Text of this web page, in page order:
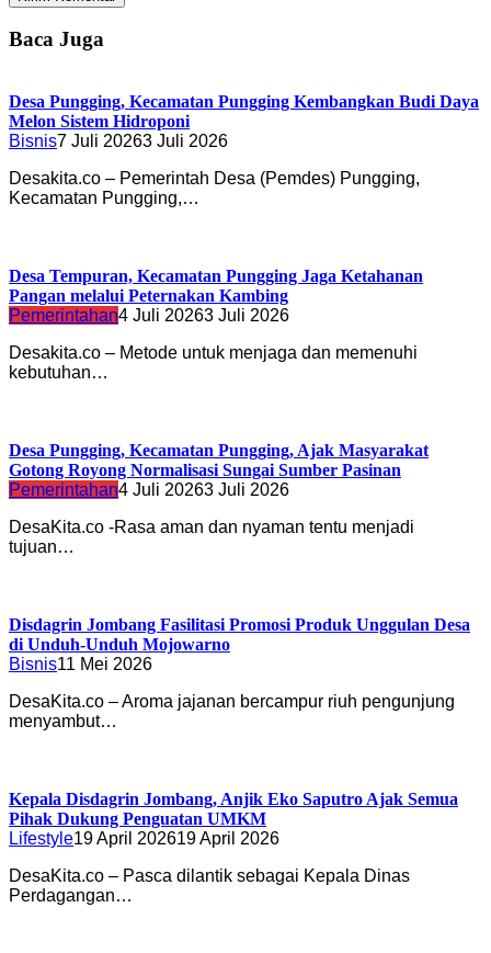
Baca Juga
Desa Pungging, Kecamatan Pungging Kembangkan Budi Daya
Melon Sistem Hidroponi
Bisnis7 Juli 20263 Juli 2026
Desakita.co – Pemerintah Desa (Pemdes) Pungging,
Kecamatan Pungging,…
Desa Tempuran, Kecamatan Pungging Jaga Ketahanan
Pangan melalui Peternakan Kambing
Pemerintahan4 Juli 20263 Juli 2026
Desakita.co – Metode untuk menjaga dan memenuhi
kebutuhan…
Desa Pungging, Kecamatan Pungging, Ajak Masyarakat
Gotong Royong Normalisasi Sungai Sumber Pasinan
Pemerintahan4 Juli 20263 Juli 2026
DesaKita.co -Rasa aman dan nyaman tentu menjadi
tujuan…
Disdagrin Jombang Fasilitasi Promosi Produk Unggulan Desa
di Unduh-Unduh Mojowarno
Bisnis11 Mei 2026
DesaKita.co – Aroma jajanan bercampur riuh pengunjung
menyambut…
Kepala Disdagrin Jombang, Anjik Eko Saputro Ajak Semua
Pihak Dukung Penguatan UMKM
Lifestyle19 April 202619 April 2026
DesaKita.co – Pasca dilantik sebagai Kepala Dinas
Perdagangan…